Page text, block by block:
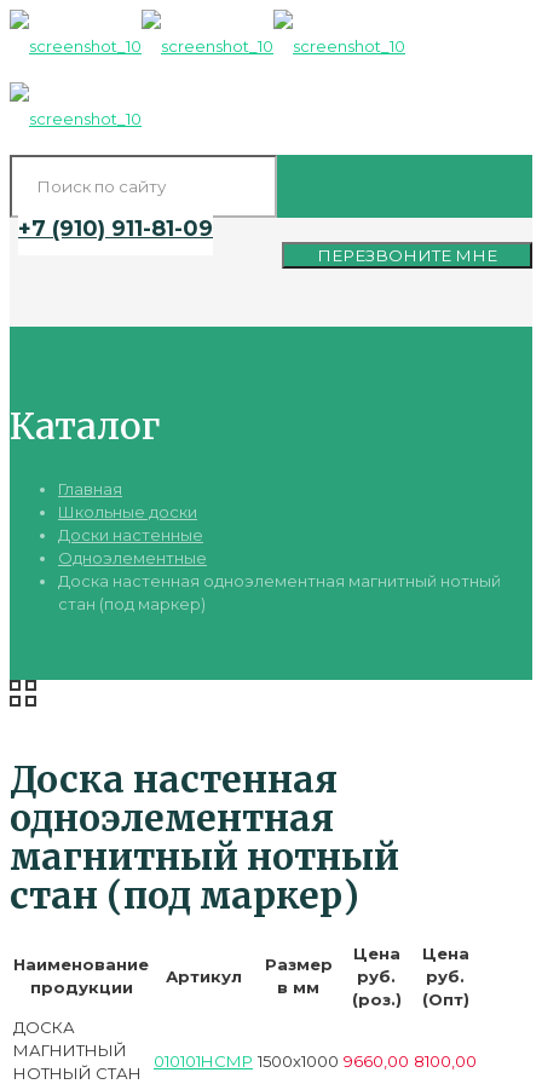
+7 (910) 911-81-09
ПЕРЕЗВОНИТЕ МНЕ
Каталог
Главная
Школьные доски
Доски настенные
Одноэлементные
Доска настенная одноэлементная магнитный нотный
стан (под маркер)
Доска настенная
одноэлементная
магнитный нотный
стан (под маркер)
Наименование
продукции
Артикул
Размер
в мм
Цена
руб.
(роз.)
Цена
руб.
(Опт)
ДОСКА
МАГНИТНЫЙ
НОТНЫЙ СТАН
010101НСМР 1500х1000 9660,00 8100,00